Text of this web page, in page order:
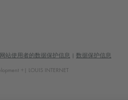
站使用者的数据保护信息 数据保护信息
+| LOUIS INTERNET